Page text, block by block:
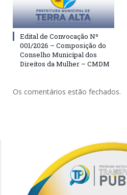
Edital de Convocação Nº
001/2026 – Composição do
Conselho Municipal dos
Direitos da Mulher – CMDM
Os comentários estão fechados.